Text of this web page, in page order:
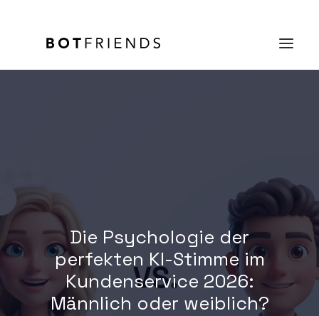
Preise
KOSTENFREI TESTEN
Die Psychologie der
perfekten KI-Stimme im
Kundenservice 2026:
Männlich oder weiblich?